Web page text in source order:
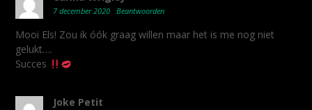
7 december 2020 Beantwoorden
Mooi Els! Zou ik óók graag willen maar het is me nog niet
gelukt….
Succes
Joke Petit